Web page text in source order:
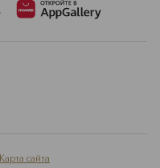
Карта сайта